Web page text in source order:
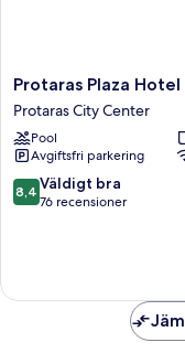
Protaras
Plaza
Hotel
Protaras
City
Center
Protaras Plaza Hotel
Protaras City Center
Pool
Avgiftsfri parkering
8.4
av
8,4 Väldigt bra
76 recensioner